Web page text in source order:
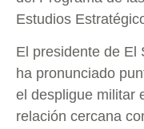
Estudios
El presidente de El
ha pronunciado
el despligue militar
relación cercana